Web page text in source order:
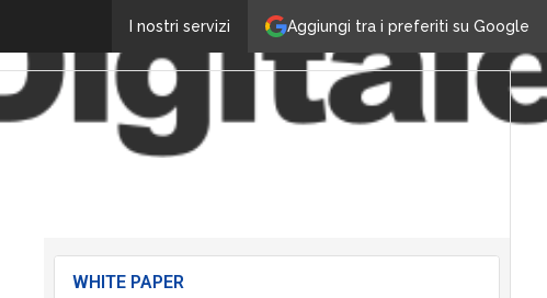
Aggiungi tra i preferiti su Google
I nostri servizi
WHITE PAPER